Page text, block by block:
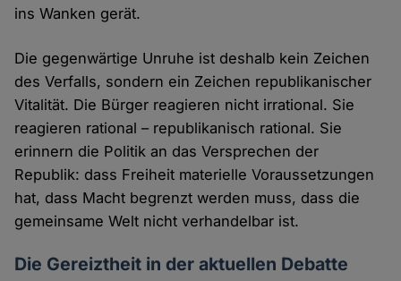
ins Wanken gerät.
Die gegenwärtige Unruhe ist deshalb kein Zeichen
des Verfalls, sondern ein Zeichen republikanischer
Vitalität. Die Bürger reagieren nicht irrational. Sie
reagieren rational – republikanisch rational. Sie
erinnern die Politik an das Versprechen der
Republik: dass Freiheit materielle Voraussetzungen
hat, dass Macht begrenzt werden muss, dass die
gemeinsame Welt nicht verhandelbar ist.
Die Gereiztheit in der aktuellen Debatte